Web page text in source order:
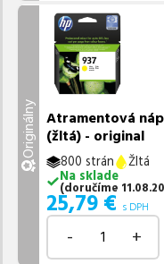
Originálny Atramentová
(žltá) - original
800 strán
Žltá
Na sklade
(doručíme
25,79 € s DPH
- +